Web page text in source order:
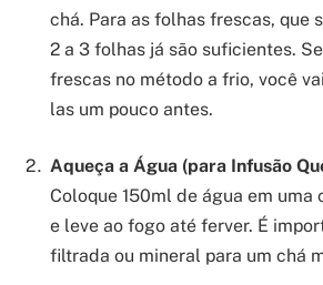
chá. Para as folhas frescas, que
2 a 3 folhas já são suficientes.
frescas no método a frio, você
las um pouco antes.
Aqueça a Água (para Infusão
Coloque 150ml de água em uma
e leve ao fogo até ferver. É
filtrada ou mineral para um chá